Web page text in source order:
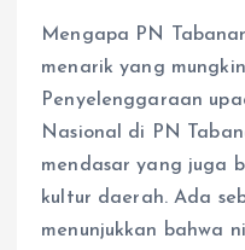
Mengapa PN
menarik yang
Penyelenggaraan
Nasional di PN
mendasar yang juga
kultur daerah. Ada
menunjukkan bahwa